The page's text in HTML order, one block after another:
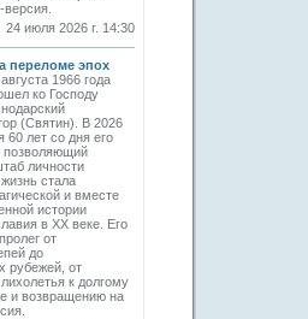
версия.
24 июля 2026 г. 14:30
переломе эпох
1966 года
ко Господу
(Святин). В 2026
60 лет со дня его
личности
стала
и вместе
истории
в XX веке. Его
от
до
рубежей, от
к долгому
и возвращению на